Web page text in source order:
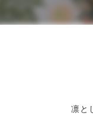
凛と